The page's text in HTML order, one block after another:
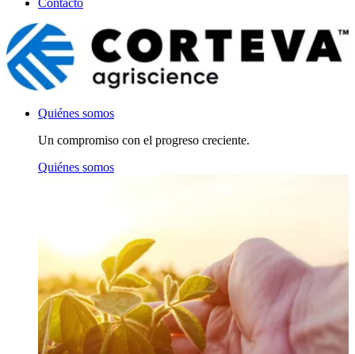
Quiénes somos
Un compromiso con el progreso creciente.
Quiénes somos